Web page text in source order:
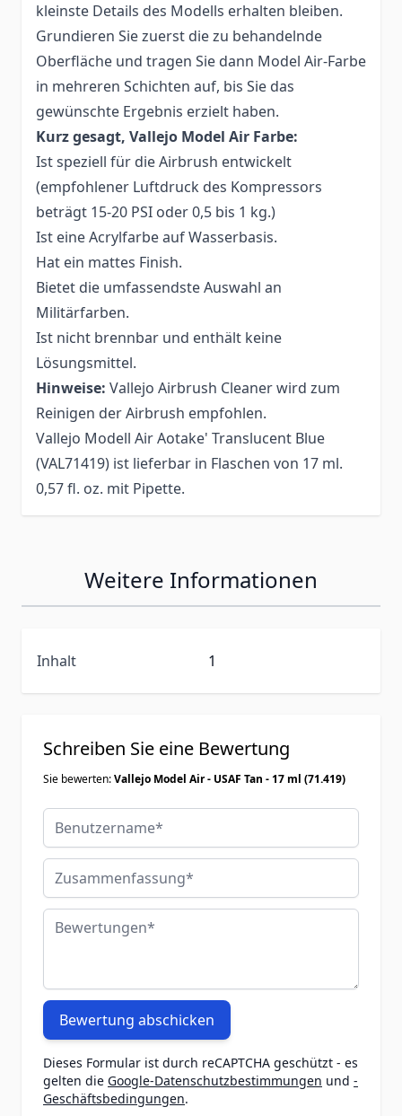
kleinste Details des Modells erhalten bleiben.
Grundieren Sie zuerst die zu behandelnde
Oberfläche und tragen Sie dann Model Air-Farbe
in mehreren Schichten auf, bis Sie das
gewünschte Ergebnis erzielt haben.
Kurz gesagt, Vallejo Model Air Farbe:
Ist speziell für die Airbrush entwickelt
(empfohlener Luftdruck des Kompressors
beträgt 15-20 PSI oder 0,5 bis 1 kg.)
Ist eine Acrylfarbe auf Wasserbasis.
Hat ein mattes Finish.
Bietet die umfassendste Auswahl an
Militärfarben.
Ist nicht brennbar und enthält keine
Lösungsmittel.
Hinweise: Vallejo Airbrush Cleaner wird zum
Reinigen der Airbrush empfohlen.
Vallejo Modell Air Aotake' Translucent Blue
(VAL71419) ist lieferbar in Flaschen von 17 ml.
0,57 fl. oz. mit Pipette.
Weitere Informationen
Inhalt 1
Schreiben Sie eine Bewertung
Sie bewerten:Vallejo Model Air - USAF Tan - 17 ml (71.419)
Benutzername
Zusammenfassung
Bewertungen
Bewertung abschicken
Dieses Formular ist durch reCAPTCHA geschützt - es
gelten die Google-Datenschutzbestimmungen und -
Geschäftsbedingungen.